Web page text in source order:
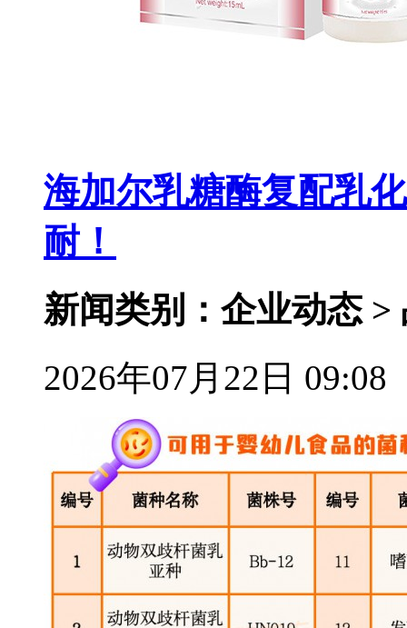
海加尔乳糖酶复配乳
耐！
新闻类别：企业动态 >
2026年07月22日 09:08